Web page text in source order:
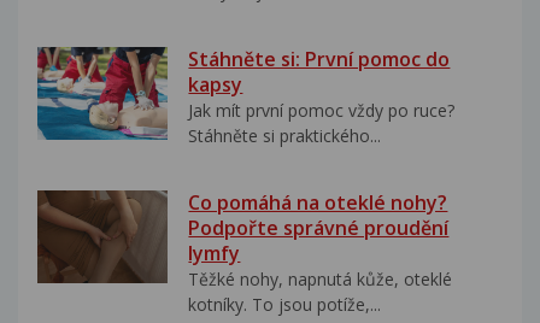
Stáhněte si: První pomoc do
kapsy
Jak mít první pomoc vždy po ruce?
Stáhněte si praktického...
Co pomáhá na oteklé nohy?
Podpořte správné proudění
lymfy
Těžké nohy, napnutá kůže, oteklé
kotníky. To jsou potíže,...